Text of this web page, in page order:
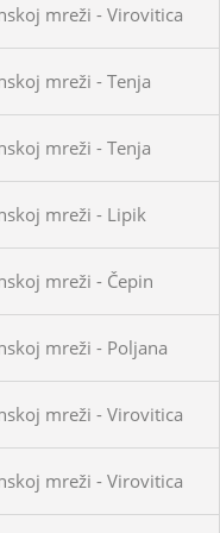
mreži - Virovitica
mreži - Tenja
mreži - Tenja
mreži - Lipik
mreži - Čepin
mreži - Poljana
mreži - Virovitica
mreži - Virovitica